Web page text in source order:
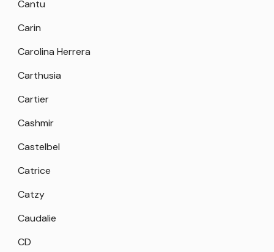
Cantu
Carin
Carolina Herrera
Carthusia
Cartier
Cashmir
Castelbel
Catrice
Catzy
Caudalie
CD